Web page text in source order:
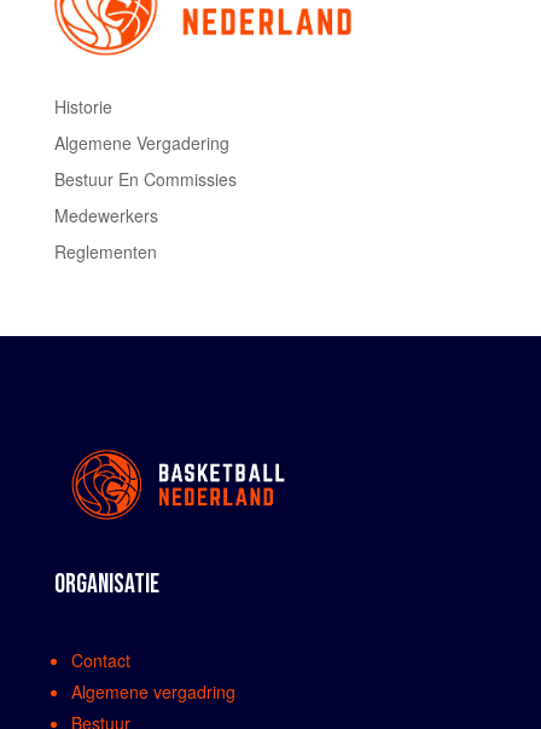
Historie
Algemene Vergadering
Bestuur En Commissies
Medewerkers
Reglementen
ORGANISATIE
Contact
Algemene vergadring
Bestuur